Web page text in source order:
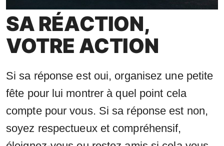
SA RÉACTION,
VOTRE ACTION
Si sa réponse est oui, organisez une petite
fête pour lui montrer à quel point cela
compte pour vous. Si sa réponse est non,
soyez respectueux et compréhensif,